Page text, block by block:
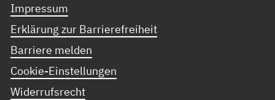
Impressum
Erklärung zur Barrierefreiheit
Barriere melden
Cookie-Einstellungen
Widerrufsrecht